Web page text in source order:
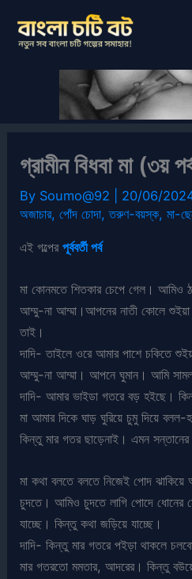
content
গ্রামীন বিধবা মা (৩য়
By Soumo@92 20/06/
অজাচার,পোঁদ চোদা,তরুণ-বয়স্ক,মা-
এই গল্পেরপূর্ববর্তী পর্ব
মা কোনমতে শিতকার চেপে গেল। আমিও
আম্মু-না আম্মা।আপনের নাতী কোলে
তাই।
দাদি- তাইলে ওরে আমার পাশে চকিতে
আম্মু-না আম্মা। আপনে ঘুমান। আমি
দাদি- আমার ভাইডা গতরে বড় হইছে।
মা আমার দিকে ঘাড় ঘুরিয়ে চুমু দিয়ে
কিন্তু মার গতর ছাড়েনাই। এমন
মা কথা বলতে বলতে নিজেই পোদ ঝাকিয়ে
চুদতে। আমিও চুদতে লাগি পোদে ধোনের
যাচ্ছে। কিন্তু কথা জড়িয়ে যাচ্ছে।
দাদি- কিন্তু মার গতরে পইড়া থাকলে
মার গতরতো মমতার, আদরের। কিন্তু